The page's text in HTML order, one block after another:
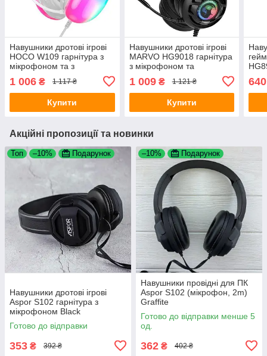
Навушники дротові ігрові
HOCO W109 гарнітура з
мікрофоном та з
1 006 ₴ 1 117 ₴
Купити
Навушники дротові ігрові
MARVO HG9018 гарнітура
з мікрофоном та
1 009₴ 1 121 ₴
Купити
640
Акційні пропозиції та новинки
Топ –10% Подарунок
Навушники дротові ігрові
Aspor S102 гарнітура з
мікрофоном Black
Готово до відправки
353 ₴ 392 ₴
–10% Подарунок
Навушники провідні для ПК
Aspor S102 (мікрофон, 2m)
Graffite
Готово до відправки менше 5
од.
362 ₴ 402 ₴